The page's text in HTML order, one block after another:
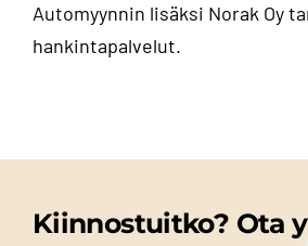
Automyynnin lisäksi Norak Oy
hankintapalvelut.
Kiinnostuitko? Ota